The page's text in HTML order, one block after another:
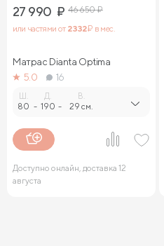
27 990 ₽ 46 650₽
или частями от 2 332₽ в мес.
Матрас Dianta Optima
5.0
16
Ш.
80 -
Д.
190 -
В.
29 см.
Доступно онлайн, доставка 12
августа